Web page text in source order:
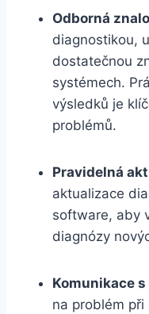
Odborná
diagnostikou,
dostatečnou
systémech.
výsledků je
problémů.
Pravidelná
aktualizace
software, aby
diagnózy
Komunikace
na problém